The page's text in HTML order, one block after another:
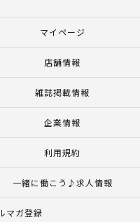
マイページ
店舗情報
雑誌掲載情報
企業情報
利用規約
一緒に働こう♪求人情報
マガ登録